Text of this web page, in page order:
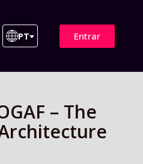
PT Entrar
– The